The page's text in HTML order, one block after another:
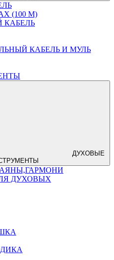
(100 М)
КАБЕЛЬ И МУЛЬ
ДУХОВЫЕ
ДУХОВЫХ